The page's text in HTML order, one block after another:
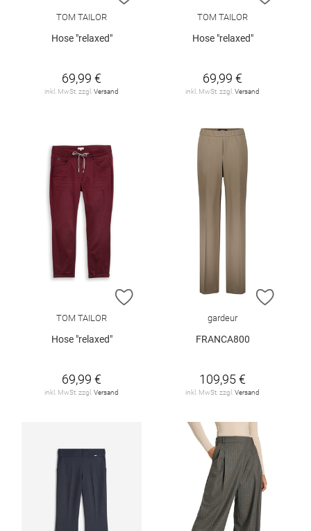
TOM TAILOR
Hose "relaxed"
69,99 €
inkl. MwSt. zzgl.Versand
TOM TAILOR
Hose "relaxed"
69,99 €
inkl. MwSt. zzgl.Versand
ZUR WUNSCHLISTE HINZUFÜGEN
TOM TAILOR
Hose "relaxed"
69,99 €
inkl. MwSt. zzgl. Versand
ZUR
gardeur
FRANCA800
109,95 €
inkl. MwSt. zzgl. Versand